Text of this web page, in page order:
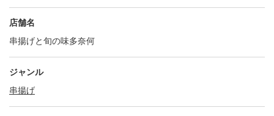
店舗名
串揚げと旬の味多奈何
ジャンル
串揚げ